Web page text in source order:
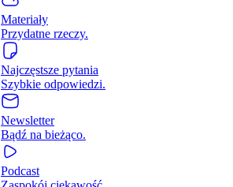
Materiały
Przydatne rzeczy.
Najczęstsze pytania
Szybkie odpowiedzi.
Newsletter
Bądź na bieżąco.
Podcast